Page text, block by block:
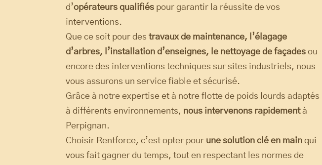
d’opérateurs qualifiéspour garantir la réussite de vos
interventions.
Que ce soit pour des travaux de maintenance, l’élagage
d’arbres, l’installation d’enseignes, le nettoyage de façadesou
encore des interventions techniques sur sites industriels, nous
vous assurons un service fiable et sécurisé.
Grâce à notre expertise et à notre flotte de poids lourds adaptés
à différents environnements, nous intervenons rapidementà
Perpignan.
Choisir Rentforce, c’est opter pour une solution clé en mainqui
vous fait gagner du temps, tout en respectant les normes de